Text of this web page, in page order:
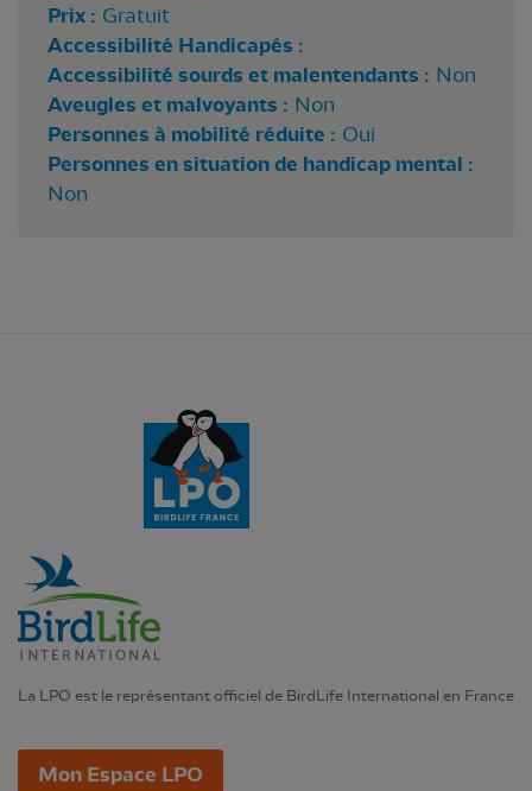
Prix : Gratuit
Accessibilité Handicapés :
Accessibilité sourds et malentendants : Non
Aveugles et malvoyants : Non
Personnes à mobilité réduite : Oui
Personnes en situation de handicap mental :
Non
La LPO est le représentant officiel de BirdLife International en France
Mon Espace LPO